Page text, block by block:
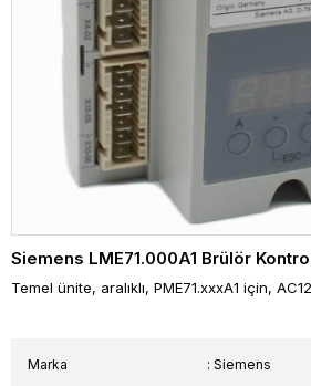
Siemens LME71.000A1 Brülör
Temel ünite, aralıklı, PME71.xxxA1 için,
Marka : Siemens